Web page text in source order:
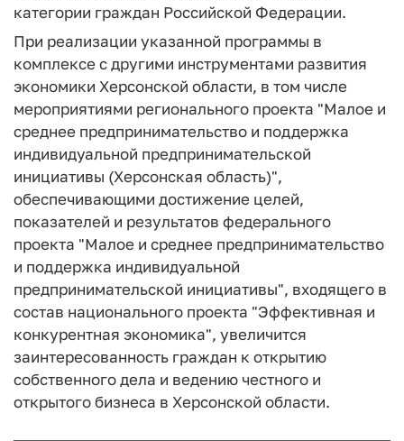
категории граждан Российской Федерации.
При реализации указанной программы в
комплексе с другими инструментами развития
экономики Херсонской области, в том числе
мероприятиями регионального проекта "Малое и
среднее предпринимательство и поддержка
индивидуальной предпринимательской
инициативы (Херсонская область)",
обеспечивающими достижение целей,
показателей и результатов федерального
проекта "Малое и среднее предпринимательство
и поддержка индивидуальной
предпринимательской инициативы", входящего в
состав национального проекта "Эффективная и
конкурентная экономика", увеличится
заинтересованность граждан к открытию
собственного дела и ведению честного и
открытого бизнеса в Херсонской области.